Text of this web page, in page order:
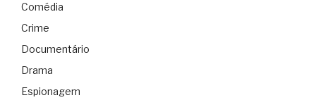
Comédia
Crime
Documentário
Drama
Espionagem